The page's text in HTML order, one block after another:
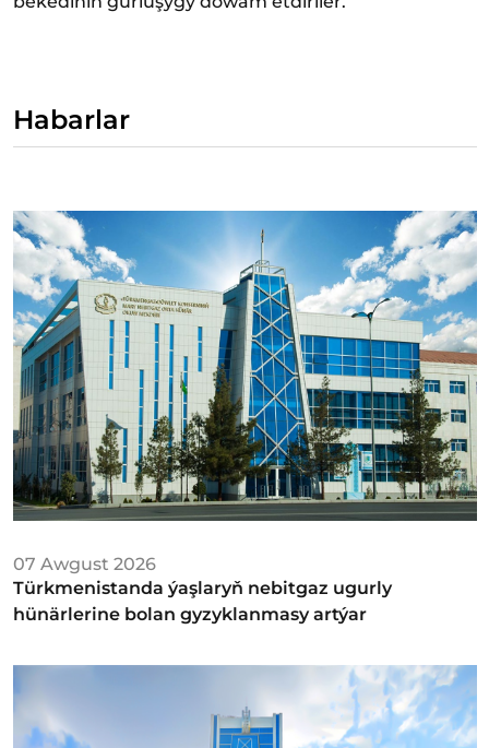
Habarlar
07 Awgust 2026
Türkmenistanda ýaşlaryň nebitgaz ugurly
hünärlerine bolan gyzyklanmasy artýar